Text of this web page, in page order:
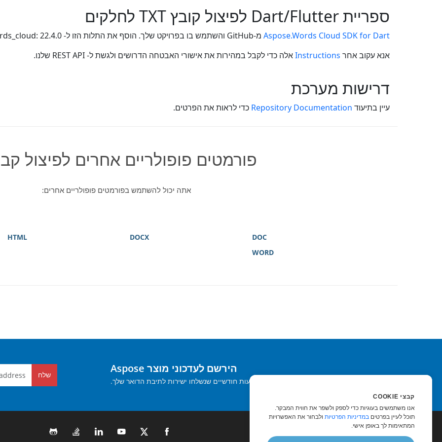
ספריית Dart/Flutter לפיצול קובץ TXT לחלקים
Aspose.Words Cloud SDK for Dart מ-GitHub והשתמש בו בפרויקט שלך. הוסף את התלות הזו ל- pubspec.yaml: dependencies: aspose_words_cloud: 22.4.0
אנא עקוב אחר Instructionsאלה כדי לקבל במהירות את אישורי האבטחה הדרושים ולגשת ל- REST API שלנו.
דרישות מערכת
עיין בתיעוד Repository Documentation כדי לראות את הפרטים.
פורמטים פופולריים אחרים לפיצול
אתה יכול להשתמש בפורמטים פופולריים אחרים:
DOC
DOCX
HTML
WORD
הירשם לעדכוני מוצר Aspose
קבל ניוזלטרים והצעות חודשיים שנשלחו ישירות לתיבת הדואר שלך.
שלח
קבצי COOKIE
אנו משתמשים בעוגיות כדי לספק ולשפר את חווית המבקר.
תוכל לעיין בפרטים במדיניות הפרטיות ולבחור את האפשרויות
המתאימות לך באופן אישי.